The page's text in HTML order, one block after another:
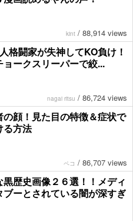
kint / 88,914 views
格闘家が失神してKO負け！
ークスリーパーで絞...
nagai ritsu / 86,724 views
顔！見た目の特徴＆症状で
る方法
ペコ / 86,707 views
歴史画像２６選！！メディ
ーとされている闇が深すぎ